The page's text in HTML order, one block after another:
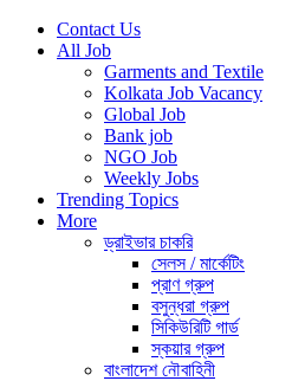
Contact Us
All Job
Garments and Textile
Kolkata Job Vacancy
Global Job
Bank job
NGO Job
Weekly Jobs
Trending Topics
More
ড্রাইভার চাকরি
সেলস / মার্কেটিং
প্রাণ গ্রুপ
বসুন্ধরা গ্রুপ
সিকিউরিটি গার্ড
স্কয়ার গ্রুপ
বাংলাদেশ নৌবাহিনী